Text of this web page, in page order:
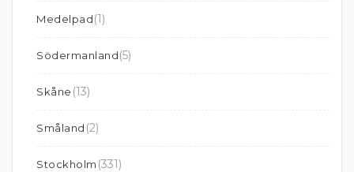
Medelpad(1)
Södermanland(5)
Skåne (13)
Småland (2)
Stockholm (331)